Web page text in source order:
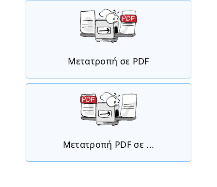
Μετατροπή σε PDF
Μετατροπή PDF σε ...